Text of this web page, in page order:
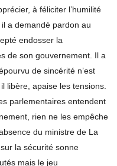
à féliciter l’humilité
a demandé pardon au
endosser la
de son gouvernement. Il a
de sincérité n’est
libère, apaise les tensions.
parlementaires entendent
rien ne les empêche
du ministre de La
la sécurité sonne
mais le jeu